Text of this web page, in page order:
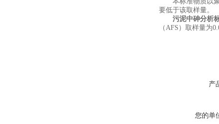
要低于该取样量。
污泥中砷分析
（ AFS ） 取样量为
产
您的单